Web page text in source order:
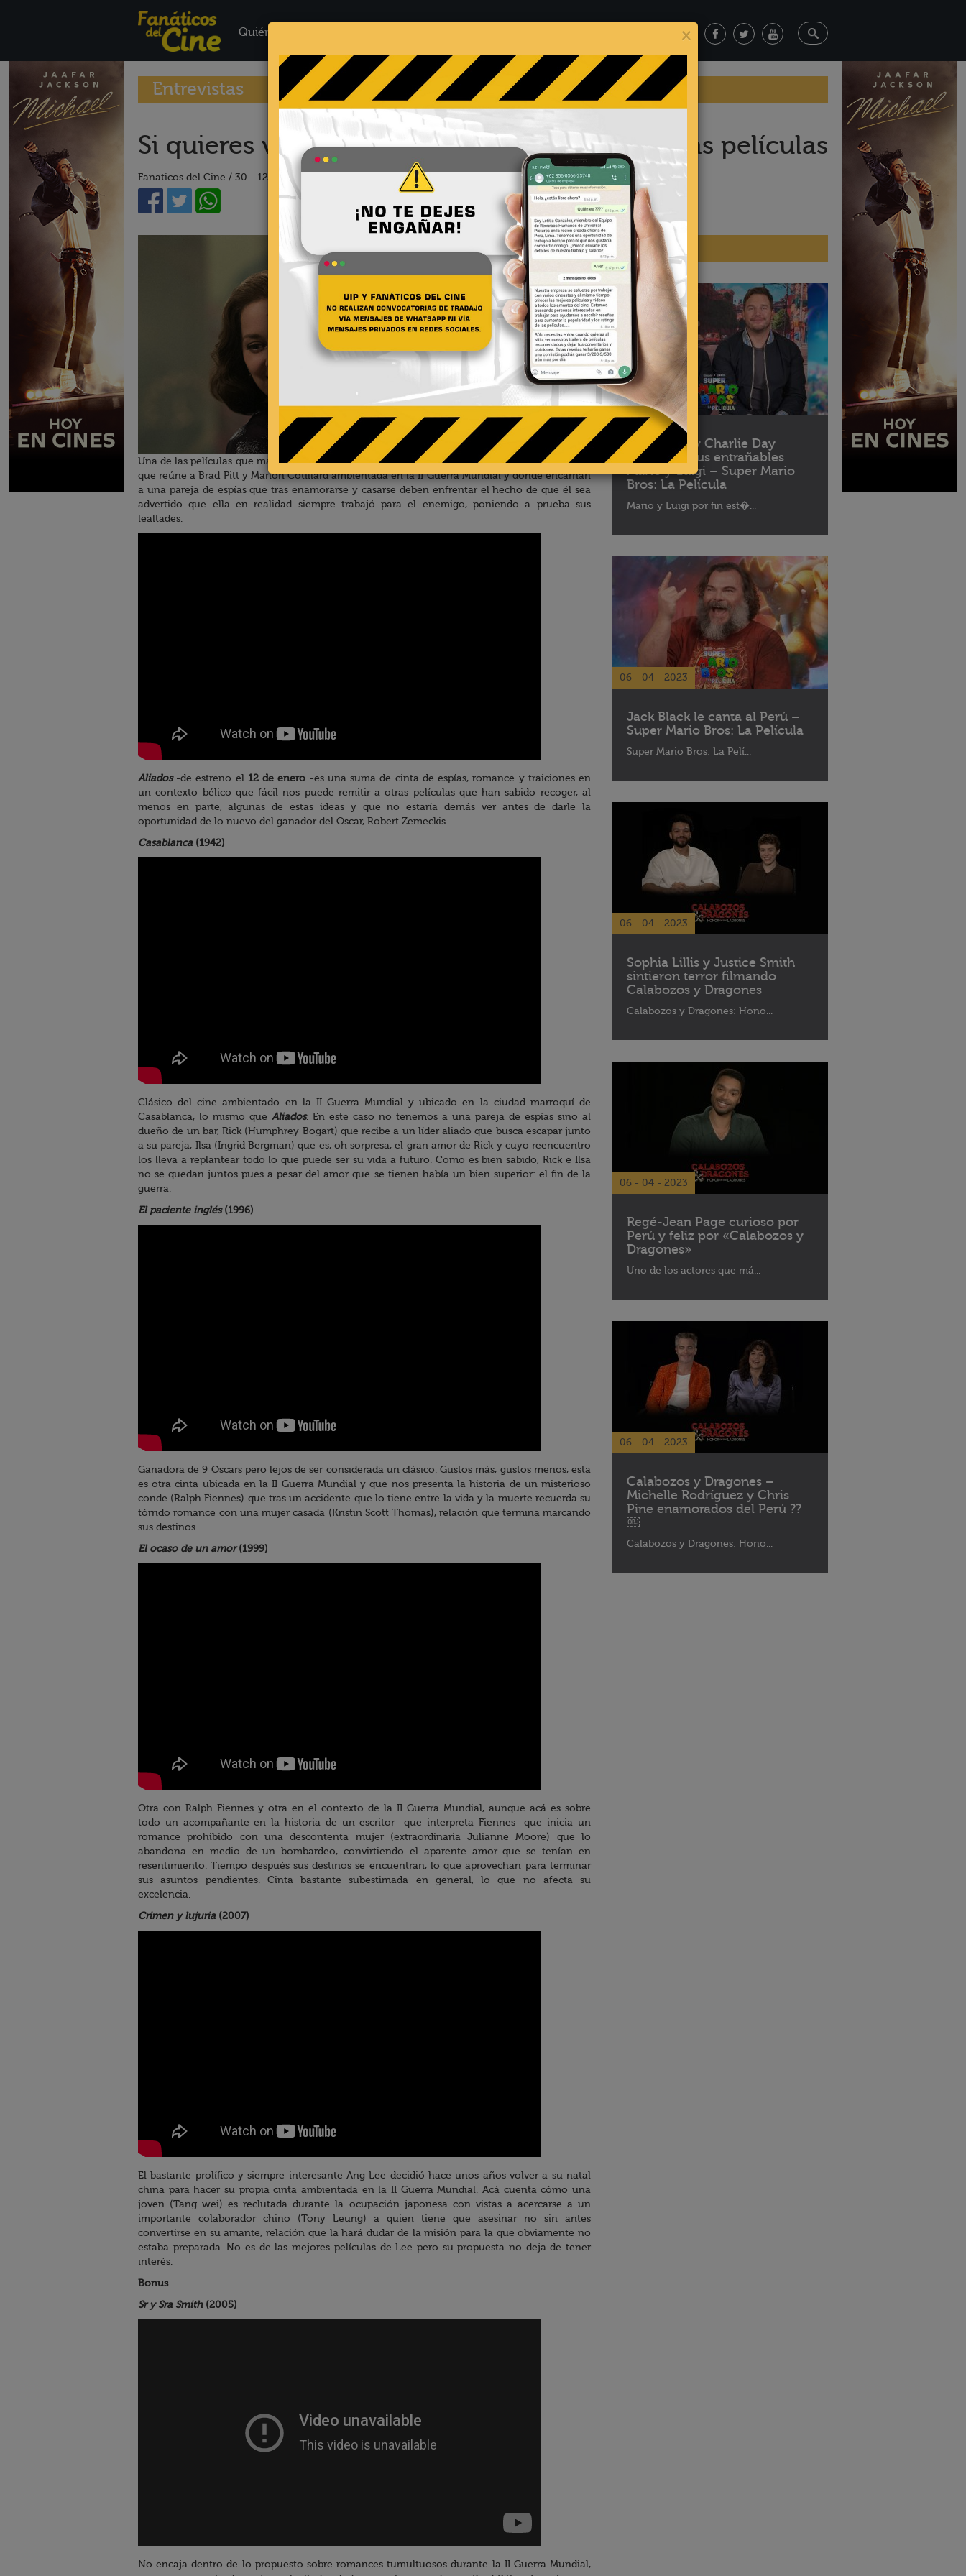
Quiénes Somos
Entrevistas
Si quieres ver Aliados antes debes repasar estas películas
Fanaticos del Cine / 30 - 12 - 16
Una de las películas que más interés genera empezando el 2017 esAliados, la comentada cinta
que reúne a Brad Pitt y Marion Cotillard ambientada en la II Guerra Mundial y donde encarnan
a una pareja de espías que tras enamorarse y casarse deben enfrentar el hecho de que él sea
advertido que ella en realidad siempre trabajó para el enemigo, poniendo a prueba sus
lealtades.
Aliados-de estreno el 12 de enero -es una suma de cinta de espías, romance y traiciones en
un contexto bélico que fácil nos puede remitir a otras películas que han sabido recoger, al
menos en parte, algunas de estas ideas y que no estaría demás ver antes de darle la
oportunidad de lo nuevo del ganador del Oscar, Robert Zemeckis.
Casablanca (1942)
Clásico del cine ambientado en la II Guerra Mundial y ubicado en la ciudad marroquí de
Casablanca, lo mismo que Aliados. En este caso no tenemos a una pareja de espías sino al
dueño de un bar, Rick (Humphrey Bogart) que recibe a un líder aliado que busca escapar junto
a su pareja, Ilsa (Ingrid Bergman) que es, oh sorpresa, el gran amor de Rick y cuyo reencuentro
los lleva a replantear todo lo que puede ser su vida a futuro. Como es bien sabido, Rick e Ilsa
no se quedan juntos pues a pesar del amor que se tienen había un bien superior: el fin de la
guerra.
El paciente inglés(1996)
Ganadora de 9 Oscars pero lejos de ser considerada un clásico. Gustos más, gustos menos, esta
es otra cinta ubicada en la II Guerra Mundial y que nos presenta la historia de un misterioso
conde (Ralph Fiennes) que tras un accidente que lo tiene entre la vida y la muerte recuerda su
tórrido romance con una mujer casada (Kristin Scott Thomas), relación que termina marcando
sus destinos.
El ocaso de un amor(1999)
Otra con Ralph Fiennes y otra en el contexto de la II Guerra Mundial, aunque acá es sobre
todo un acompañante en la historia de un escritor -que interpreta Fiennes- que inicia un
romance prohibido con una descontenta mujer (extraordinaria Julianne Moore) que lo
abandona en medio de un bombardeo, convirtiendo el aparente amor que se tenían en
resentimiento. Tiempo después sus destinos se encuentran, lo que aprovechan para terminar
sus asuntos pendientes. Cinta bastante subestimada en general, lo que no afecta su
excelencia.
Crimen y lujuria (2007)
El bastante prolífico y siempre interesante Ang Lee decidió hace unos años volver a su natal
china para hacer su propia cinta ambientada en la II Guerra Mundial. Acá cuenta cómo una
joven (Tang wei) es reclutada durante la ocupación japonesa con vistas a acercarse a un
importante colaborador chino (Tony Leung) a quien tiene que asesinar no sin antes
convertirse en su amante, relación que la hará dudar de la misión para la que obviamente no
estaba preparada. No es de las mejores películas de Lee pero su propuesta no deja de tener
interés.
Bonus
Sr y Sra Smith(2005)
No encaja dentro de lo propuesto sobre romances tumultuosos durante la II Guerra Mundial,
Noticias
06 - 04 - 2023
Chris Pratt y Charlie Day
hablan de sus entrañables
Mario y Luigi – Super Mario
Bros: La Película
Mario y Luigi por fin est�...
06 - 04 - 2023
Jack Black le canta al Perú –
Super Mario Bros: La Película
Super Mario Bros: La Pelí...
06 - 04 - 2023
Sophia Lillis y Justice Smith
sintieron terror filmando
Calabozos y Dragones
Calabozos y Dragones: Hono...
06 - 04 - 2023
Regé-Jean Page curioso por
Perú y feliz por «Calabozos y
Dragones»
Uno de los actores que má...
06 - 04 - 2023
Calabozos y Dragones –
Michelle Rodríguez y Chris
Pine enamorados del Perú ??
￼
Calabozos y Dragones: Hono...
×